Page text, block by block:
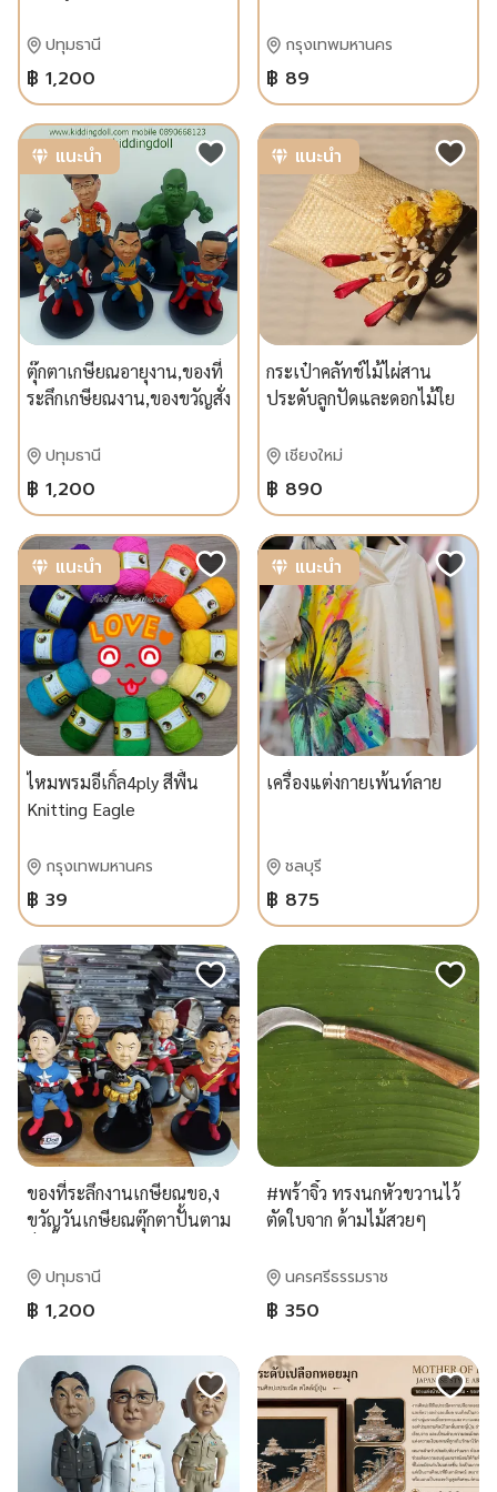
ปทุมธานี
฿ 1,200
กรุงเทพมหานคร
฿ 89
แนะนำ
ตุ๊กตาเกษียณอายุงาน,ของที่
ระลึกเกษียณงาน,ของขวัญสั่ง
ปทุมธานี
฿ 1,200
แนะนำ
กระเป๋าคลัทช์ไม้ไผ่สาน
ประดับลูกปัดและดอกไม้ใย
เชียงใหม่
฿ 890
แนะนำ
ไหมพรมอีเกิ้ล4ply สีพื้น
Knitting Eagle
กรุงเทพมหานคร
฿ 39
แนะนำ
เครื่องแต่งกายเพ้นท์ลาย
ชลบุรี
฿ 875
ของที่ระลึกงานเกษียณขอ,ง
ขวัญวันเกษียณตุ๊กตาปั้นตาม
ต้องการสั่งปั้นออนไลน์
ปทุมธานี
฿ 1,200
#พร้าจิ๋ว ทรงนกหัวขวานไว้
ตัดใบจาก ด้ามไม้สวยๆ
นครศรีธรรมราช
฿ 350